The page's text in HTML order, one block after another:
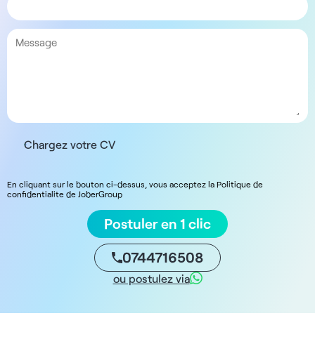
Chargez votre CV
En cliquant sur le bouton ci-dessus, vous acceptez la Politique de
confidentialite de JoberGroup
Postuler en 1 clic
0744716508
ou postulez via